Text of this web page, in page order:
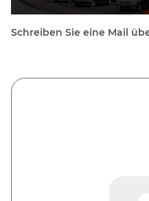
Schreiben Sie eine Mail